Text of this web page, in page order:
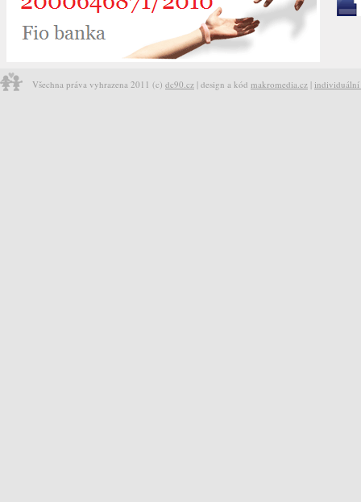
Všechna práva vyhrazena 2011 (c) dc90.cz | design a kód makromedia.cz | individuální